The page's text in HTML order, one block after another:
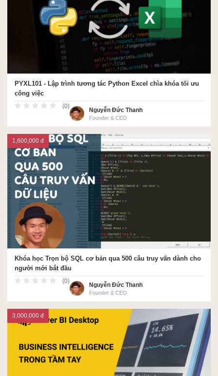
PYXL101 - Lập trình tương tác Python Excel chìa khóa tối ưu
công việc
(0)
Nguyễn Đức Thanh
Founder & CEO
Khóa học Trọn bộ SQL cơ bản qua 500 câu truy vấn dành cho
người mới bắt đầu
(0)
Nguyễn Đức Thanh
Founder & CEO
1,600,000 đ
3,000,000 đ